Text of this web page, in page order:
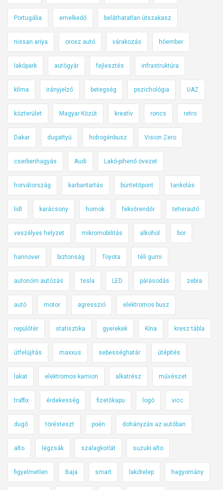
Portugália emelkedő beláthatatlan útszakasz
nissan ariya orosz autó várakozás hóember
lakópark autógyár fejlesztés infrastruktúra
klíma irányjelző betegség pszichológia UAZ
közterület Magyar Közút kreatív roncs retro
Dakar dugattyú hidrogénbusz Vision Zero
cserbenhagyás Audi Lakó-pihenő övezet
horvátország karbantartás büntetőpont tankolás
lidl karácsony homok fekvőrendőr teherautó
veszélyes helyzet mikromobilitás alkohol bor
hannover biztonság Toyota téli gumi
autonóm autózás tesla LED párásodás zebra
autó motor agresszió elektromos busz
repülőtér statisztika gyerekek Kína kresz tábla
útfelújítás maxxus sebességhatár útépítés
lakat elektromos kamion alkatrész művészet
traffix érdekesség fizetőkapu logó vicc
dugó törésteszt poén dohányzás az autóban
alto légzsák szalagkorlát suzuki alto
figyelmetlen Baja smart lakótelep hagyomány